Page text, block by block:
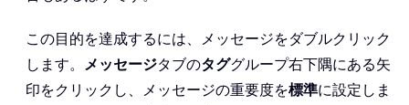
この目的を達成するには、メッセージをダブルクリック
します。 メッセージタブのタググループ右下隅にある矢
印をクリックし、メッセージの重要度を標準に設定しま